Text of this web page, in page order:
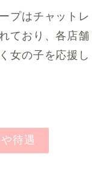
プはチャットレ
ており、各店舗
女の子を応援し
待遇